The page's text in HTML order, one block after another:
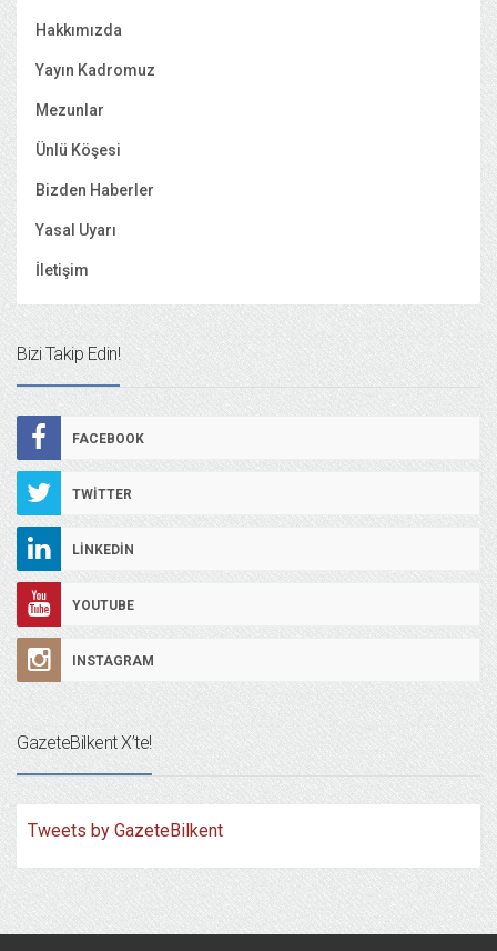
Hakkımızda
Yayın Kadromuz
Mezunlar
Ünlü Köşesi
Bizden Haberler
Yasal Uyarı
İletişim
Bizi Takip Edin!
FACEBOOK
TWITTER
LINKEDIN
YOUTUBE
INSTAGRAM
GazeteBilkent X’te!
Tweets by GazeteBilkent